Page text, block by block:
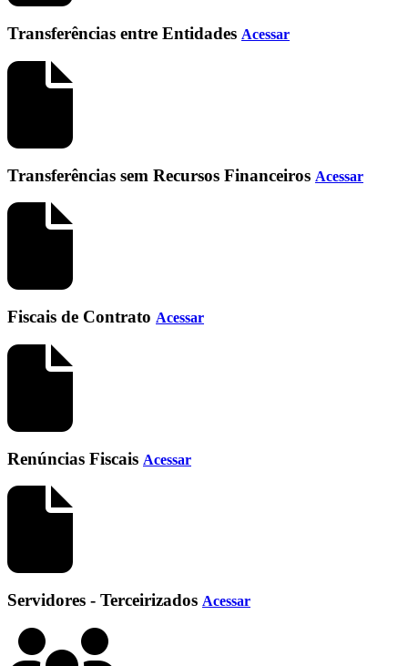
Transferências entre Entidades Acessar
Transferências sem Recursos Financeiros Acessar
Fiscais de Contrato Acessar
Renúncias Fiscais Acessar
Servidores - Terceirizados Acessar